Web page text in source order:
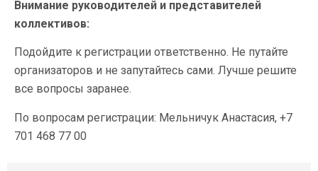
Внимание руководителей и представителей
коллективов:
Подойдите к регистрации ответственно. Не путайте
организаторов и не запутайтесь сами. Лучше решите
все вопросы заранее.
По вопросам регистрации: Мельничук Анастасия, +7
701 468 77 00